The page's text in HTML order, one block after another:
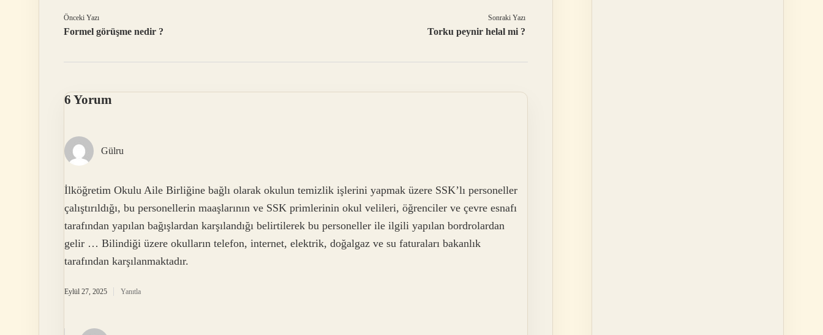
Önceki Yazı
Formel görüşme nedir ?
Sonraki Yazı
Torku peynir helal mi ?
6 Yorum
Gülru
İlköğretim Okulu Aile Birliğine bağlı olarak okulun temizlik işlerini yapmak üzere SSK’lı personeller
çalıştırıldığı, bu personellerin maaşlarının ve SSK primlerinin okul velileri, öğrenciler ve çevre esnafı
tarafından yapılan bağışlardan karşılandığı belirtilerek bu personeller ile ilgili yapılan bordrolardan
gelir … Bilindiği üzere okulların telefon, internet, elektrik, doğalgaz ve su faturaları bakanlık
tarafından karşılanmaktadır.
Eylül 27, 2025 Yanıtla